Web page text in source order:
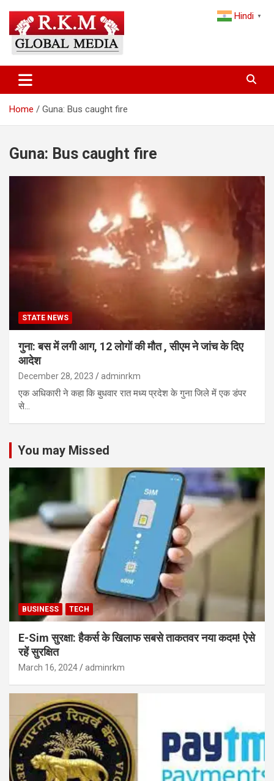
content
Latest Hindi News & Breaking
News – RKM Global Media
and the World
Home Guna: Bus caught fire
Guna: Bus caught fire
STATE NEWS
गुना: बस में लगी आग, 12 लोगों की मौत , सीएम ने जांच के दिए
आदेश
December 28, 2023 adminrkm
एक अधिकारी ने कहा कि बुधवार रात मध्य प्रदेश के गुना जिले में एक डंपर
से…
You may Missed
BUSINESS TECH
E-Sim सुरक्षा: हैकर्स के खिलाफ सबसे ताकतवर नया कदम! ऐसे
रहें सुरक्षित
March 16, 2024 adminrkm
Hindi ▼